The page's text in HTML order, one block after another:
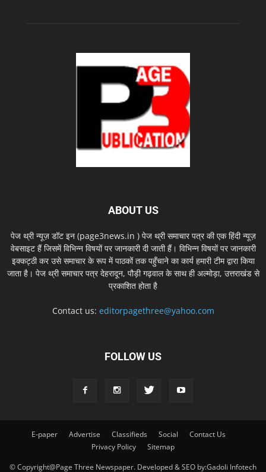
ABOUT US
पेज थ्री न्यूज़ डॉट इन (page3news.in ) पेज थ्री समाचार पत्र की एक हिंदी न्यूज़
वेबसाइट हैं जिसमें विभिन्न विषयों पर जानकारी दी जाती हैं। विभिन्न विषयों पर जानकारी
इक्कट्ठी कर उसे समाचार के रूप में पाठकों तक पहुँचाने का कार्य हमारी टीम द्वारा किया
जाता है। पेज थ्री समाचार पत्र देहरादून, पौड़ी गढ़वाल के साथ ही अल्मोड़ा, उत्तराखंड से
प्रकाशित होता है
Contact us: editorpagethree@yahoo.com
FOLLOW US
E-paper Advertise Classifieds Social
Contact Us
Privacy Policy
Sitemap
© Copyright@Page Three Newspaper. Developed & SEO by:Gadoli Infotech